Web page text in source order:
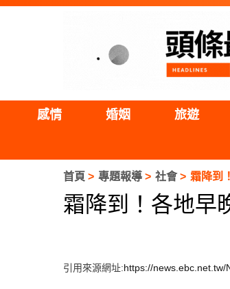
感情 婚姻 旅遊
首頁 專題報導 社會 霜降到
霜降到！各地早
引用來源網址:https://news.ebc.net.tw/